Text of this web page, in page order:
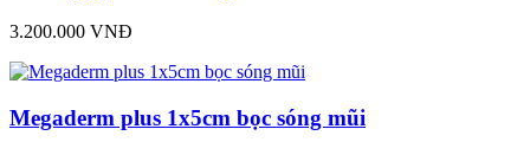
3.200.000 VNĐ
Megaderm plus 1x5cm bọc sóng mũi